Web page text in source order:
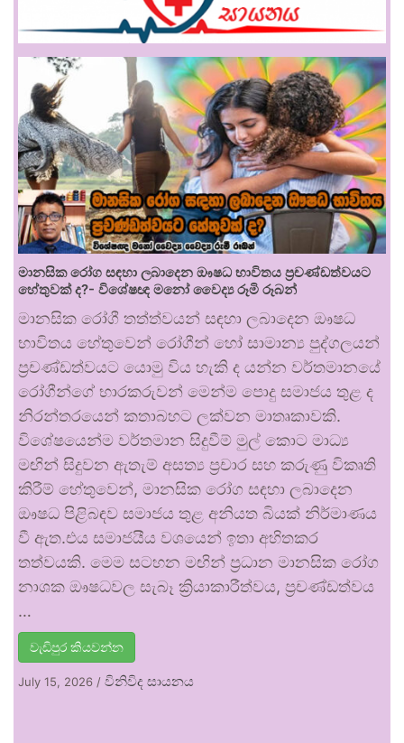
මානසික රෝග සඳහා ලබාදෙන ඖෂධ භාවිතය ප්‍රචණ්ඩත්වයට
හේතුවක් ද?- විශේෂඥ මනෝ වෛද්‍ය රූමි රූබන්
මානසික රෝගී තත්ත්වයන් සඳහා ලබාදෙන ඖෂධ
භාවිතය හේතුවෙන් රෝගීන් හෝ සාමාන්‍ය පුද්ගලයන්
ප්‍රචණ්ඩත්වයට යොමු විය හැකි ද යන්න වර්තමානයේ
රෝගීන්ගේ භාරකරුවන් මෙන්ම පොදු සමාජය තුළ ද
නිරන්තරයෙන් කතාබහට ලක්වන මාතෘකාවකි.
විශේෂයෙන්ම වර්තමාන සිදුවීම් මුල් කොට මාධ්‍ය
මඟින් සිදුවන ඇතැම් අසත්‍ය ප්‍රචාර සහ කරුණු විකෘති
කිරීම් හේතුවෙන්, මානසික රෝග සඳහා ලබාදෙන
ඖෂධ පිළිබඳව සමාජය තුළ අනියත බියක් නිර්මාණය
වී ඇත.එය සමාජයීය වශයෙන් ඉතා අහිතකර
තත්වයකි. මෙම සටහන මඟින් ප්‍රධාන මානසික රෝග
නාශක ඖෂධවල සැබෑ ක්‍රියාකාරීත්වය, ප්‍රචණ්ඩත්වය
…
වැඩිපුර කියවන්න
July 15, 2026 / විනිවිද සායනය